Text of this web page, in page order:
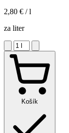
2,80 € / l
za liter
Košík